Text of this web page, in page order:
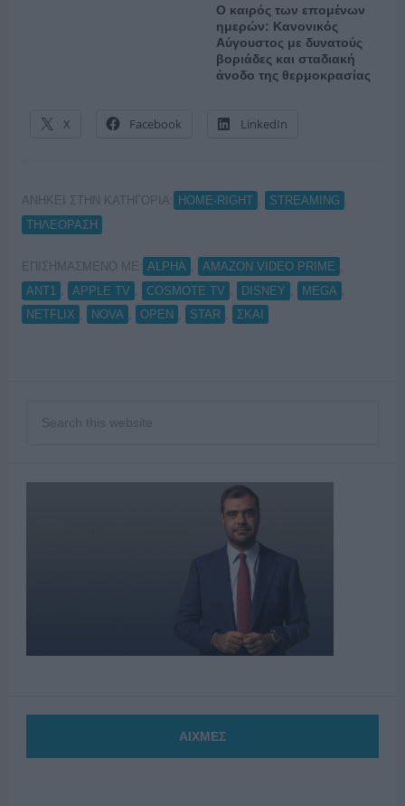
Ο καιρός των επομένων
ημερών: Κανονικός
Αύγουστος με δυνατούς
βοριάδες και σταδιακή
άνοδο της θερμοκρασίας
X Facebook LinkedIn
ΑΝΗΚΕΙ ΣΤΗΝ ΚΑΤΗΓΟΡΙΑ: HOME-RIGHT STREAMING
ΤΗΛΕΟΡΑΣΗ
ΕΠΙΣΗΜΑΣΜΕΝΟ ΜΕ: ALPHA AMAZON VIDEO PRIME
ANT1
APPLE TV COSMOTE TV DISNEY MEGA
NETFLIX
NOVA OPEN STAR ΣΚΑΙ
ΑΙΧΜΕΣ